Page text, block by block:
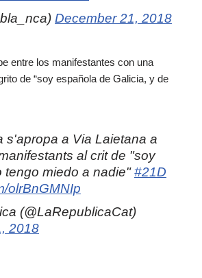
December 21, 2018
entre los manifestantes con una
de “soy española de Galicia, y de
s'apropa a Via Laietana a
al crit de "soy
tengo miedo a nadie"#21D
olrBnGMNIp
(@LaRepublicaCat)
2018